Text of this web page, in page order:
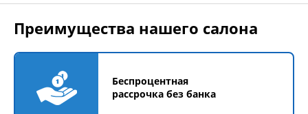
Преимущества нашего салона
Беспроцентная
рассрочка без банка